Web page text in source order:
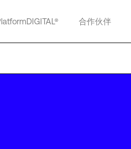
合作伙伴